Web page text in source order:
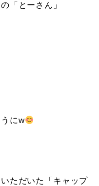
「とーさん」
にw
ただいた「キャップ